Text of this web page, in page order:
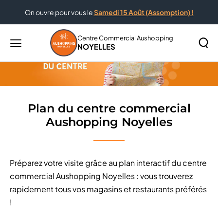
On ouvre pour vous leSamedi 15 Août (Assomption) !
Menu
principal
Centre Commercial Aushopping
NOYELLES
Rechercher
la
Accueil Plan du centre commercial Aushopping Noyelles
Plan du centre commercial
Aushopping Noyelles
Préparez votre visite grâce au plan interactif du centre
commercial Aushopping Noyelles : vous trouverez
rapidement tous vos magasins et restaurants préférés
!